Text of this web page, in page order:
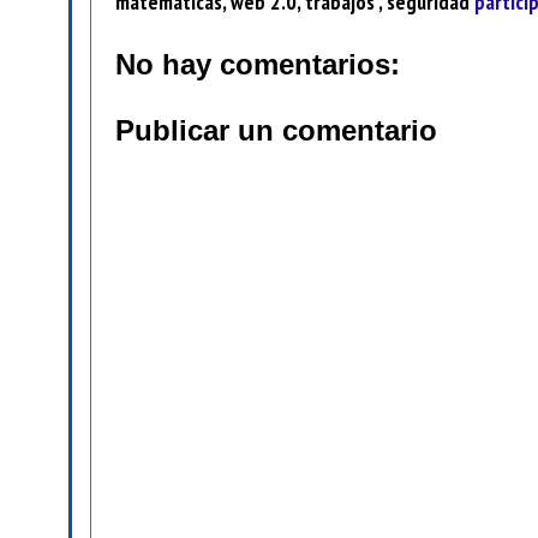
No hay comentarios:
Publicar un comentario